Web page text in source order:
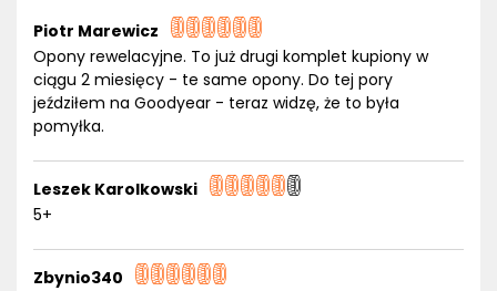
Piotr Marewicz
Opony rewelacyjne. To już drugi komplet kupiony w
ciągu 2 miesięcy - te same opony. Do tej pory
jeździłem na Goodyear - teraz widzę, że to była
pomyłka.
Leszek Karolkowski
5+
Zbynio340